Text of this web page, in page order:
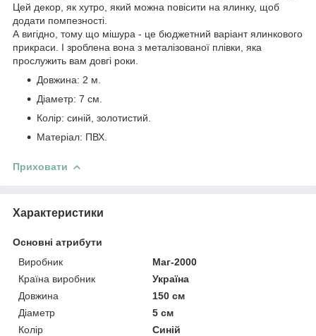
Цей декор, як хутро, який можна повісити на ялинку, щоб
додати помпезності.
А вигідно, тому що мішура - це бюджетний варіант ялинкового
прикраси. І зроблена вона з металізованої плівки, яка
прослужить вам довгі роки.
Довжина: 2 м.
Діаметр: 7 см.
Колір: синій, золотистий.
Матеріал: ПВХ.
Приховати
Характеристики
Основні атрибути
Виробник
Маг-2000
Країна виробник
Україна
Довжина
150 см
Діаметр
5 см
Колір
Синій